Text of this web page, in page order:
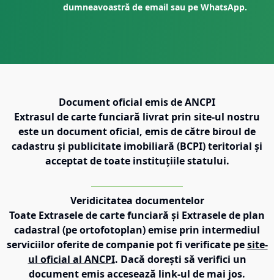
dumneavoastră de email sau pe WhatsApp.
Document oficial emis de ANCPI
Extrasul de carte funciară livrat prin site-ul nostru
este un document oficial, emis de către biroul de
cadastru și publicitate imobiliară (BCPI) teritorial și
acceptat de toate instituțiile statului.
Veridicitatea documentelor
Toate Extrasele de carte funciară și Extrasele de plan
cadastral (pe ortofotoplan) emise prin intermediul
serviciilor oferite de companie pot fi verificate pe site-
ul oficial al ANCPI. Dacă dorești să verifici un
document emis accesează link-ul de mai jos.